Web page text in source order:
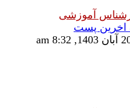
آموزشی
اخرین پست